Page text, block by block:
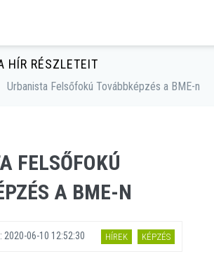
HÍR RÉSZLETEIT
Urbanista Felsőfokú Továbbképzés a BME-n
FELSŐFOKÚ
A BME-N
2020-06-10 12:52:30 HÍREK KÉPZÉS